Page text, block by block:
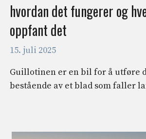
hvordan det fungerer og
oppfant det
15. juli 2025
Guillotinen er en bil for å utføre
bestående av et blad som faller